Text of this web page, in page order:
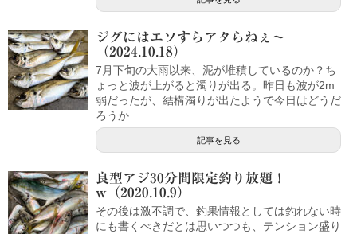
ジグにはエソすらアタらねぇ～
（2024.10.18）
7月下旬の大雨以来、泥が堆積しているのか？ち
ょっと波が上がると濁りが出る。昨日も波が2m
弱だったが、結構濁りが出たようで今日はどうだ
ろうか...
記事を見る
良型アジ30分間限定釣り放題！
w（2020.10.9）
その後は激不調で、釣果情報としては釣れない時
にも書くべきだとは思いつつも、テンション盛り